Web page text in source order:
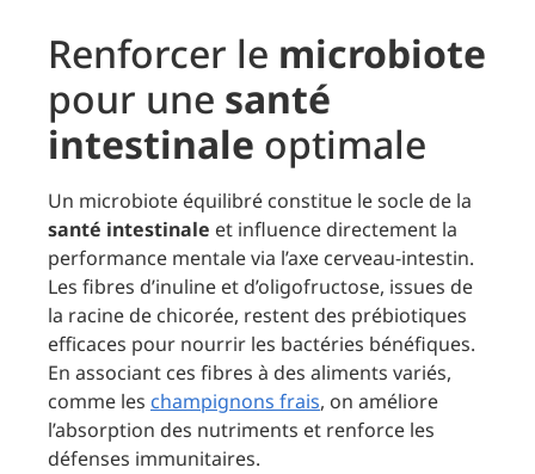
Renforcer le microbiote
pour une santé
intestinale optimale
Un microbiote équilibré constitue le socle de la
santé intestinale et influence directement la
performance mentale via l’axe cerveau-intestin.
Les fibres d’inuline et d’oligofructose, issues de
la racine de chicorée, restent des prébiotiques
efficaces pour nourrir les bactéries bénéfiques.
En associant ces fibres à des aliments variés,
comme les champignons frais, on améliore
l’absorption des nutriments et renforce les
défenses immunitaires.